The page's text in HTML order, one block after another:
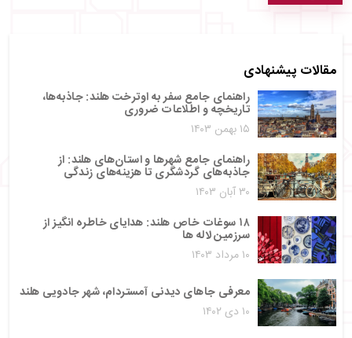
مقالات پیشنهادی
راهنمای جامع سفر به اوترخت هلند: جاذبه‌ها،
تاریخچه و اطلاعات ضروری
۱۵ بهمن ۱۴۰۳
راهنمای جامع شهرها و استان‌های هلند: از
جاذبه‌های گردشگری تا هزینه‌های زندگی
۳۰ آبان ۱۴۰۳
۱۸ سوغات خاص هلند: هدایای خاطره‌ انگیز از
سرزمین لاله‌ ها
۱۰ مرداد ۱۴۰۳
معرفی جاهای دیدنی آمستردام، شهر جادویی هلند
۱۰ دی ۱۴۰۲